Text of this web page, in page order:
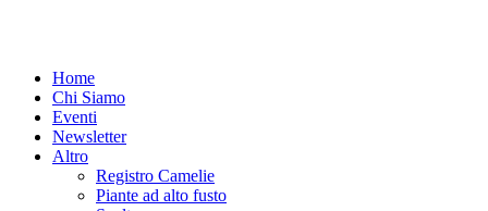
Home
Chi Siamo
Eventi
Newsletter
Altro
Registro Camelie
Piante ad alto fusto